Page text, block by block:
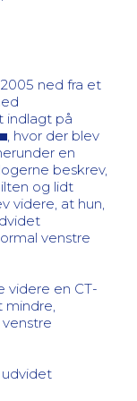
2005 ned fra et
indlagt på
, hvor der blev
en
beskrev,
og lidt
videre, at hun,
venstre
videre en CT-
udvidet